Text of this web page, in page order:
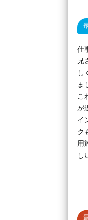
仕
兄
し
ま
こ
が
イ
ク
用
し